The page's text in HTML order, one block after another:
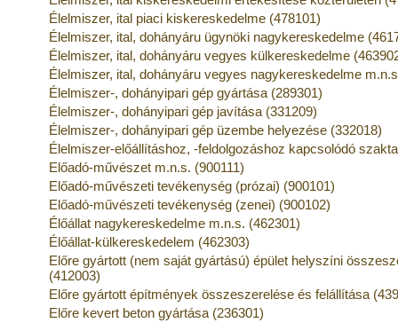
Élelmiszer, ital piaci kiskereskedelme (478101)
Élelmiszer, ital, dohányáru ügynöki nagykereskedelme
Élelmiszer, ital, dohányáru vegyes külkereskedelme
Élelmiszer, ital, dohányáru vegyes nagykereskedelme
Élelmiszer-, dohányipari gép gyártása (289301)
Élelmiszer-, dohányipari gép javítása (331209)
Élelmiszer-, dohányipari gép üzembe helyezése (332018)
Élelmiszer-előállításhoz, -feldolgozáshoz kapcsolódó
Előadó-művészet m.n.s. (900111)
Előadó-művészeti tevékenység (prózai) (900101)
Előadó-művészeti tevékenység (zenei) (900102)
Élőállat nagykereskedelme m.n.s. (462301)
Élőállat-külkereskedelem (462303)
Előre gyártott (nem saját gyártású) épület helyszíni
(412003)
Előre gyártott építmények összeszerelése és felállítása
Előre kevert beton gyártása (236301)